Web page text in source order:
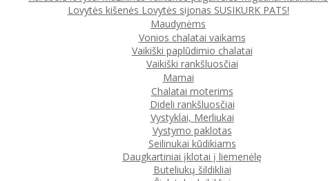
Lovytės kišenės Lovytės sijonas SUSIKURK PATS!
Maudynėms
Vonios chalatai vaikams
Vaikiški paplūdimio chalatai
Vaikiški rankšluosčiai
Mamai
Chalatai moterims
Dideli rankšluosčiai
Vystyklai, Merliukai
Vystymo paklotas
Seilinukai kūdikiams
Daugkartiniai įklotai į liemenėlę
Buteliukų šildikliai